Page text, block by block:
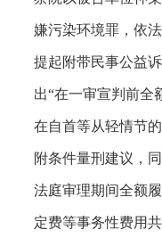
嫌污染环境罪，依
提起附带民事公益
出“在一审宣判前全
在自首等从轻情节
附条件量刑建议，
法庭审理期间全额
定费等事务性费用共